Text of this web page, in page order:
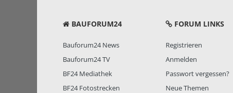
BAUFORUM24
Bauforum24 News
Bauforum24 TV
BF24 Mediathek
BF24 Fotostrecken
FORUM LINKS
Registrieren
Anmelden
Passwort vergessen?
Neue Themen